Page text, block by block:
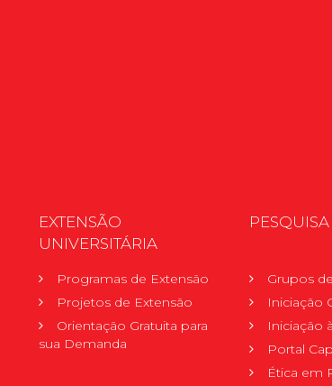
EXTENSÃO
UNIVERSITÁRIA
Programas de Extensão
Projetos de Extensão
Orientação Gratuita para
sua Demanda
PESQUISA
Grupos
Iniciação
Iniciação
Portal
Ética em